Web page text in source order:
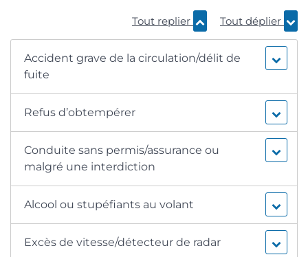
Tout replier Tout déplier
Accident grave de la circulation/délit de
fuite
Refus d’obtempérer
Conduite sans permis/assurance ou
malgré une interdiction
Alcool ou stupéfiants au volant
Excès de vitesse/détecteur de radar